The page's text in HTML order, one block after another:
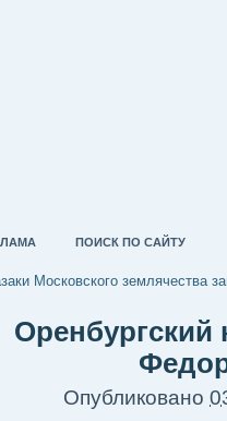
ПОИСК ПО САЙТУ
Московского землячества
Оренбургский
Опубликовано